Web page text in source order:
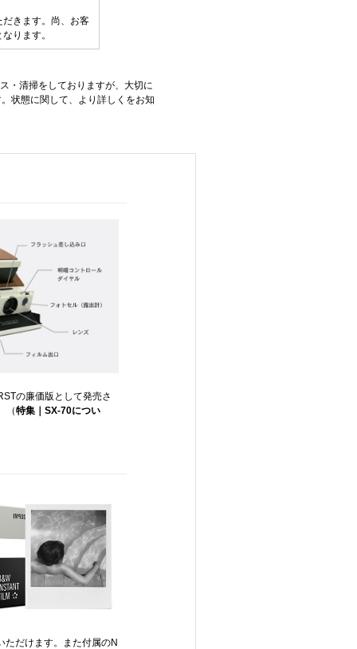
きます。尚、お客
ります。
・清掃をしておりますが、大切に
状態に関して、より詳しくをお知
の廉価版として発売さ
（特集｜SX-70につい
ただけます。また付属のN